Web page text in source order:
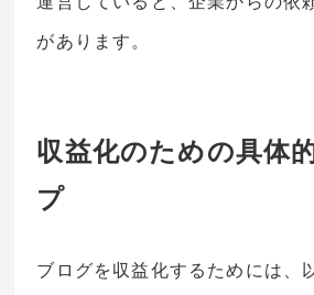
があります。
収益化のための具体
プ
ブログを収益化するためには、